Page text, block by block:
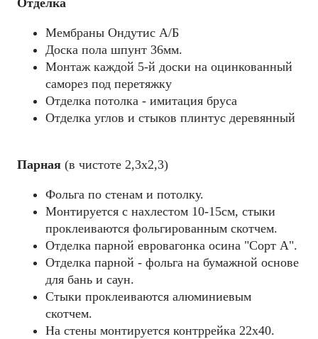
Отделка
Мембраны Ондутис А/Б
Доска пола шпунт 36мм.
Монтаж каждой 5-й доски на оцинкованный
саморез под перетяжку
Отделка потолка - имитация бруса
Отделка углов и стыков плинтус деревянный
Парная (в чистоте 2,3х2,3)
Фольга по стенам и потолку.
Монтируется с нахлестом 10-15см, стыки
проклеиваются фольгированным скотчем.
Отделка парной евровагонка осина "Сорт А".
Отделка парной - фольга на бумажной основе
для бань и саун.
Стыки проклеиваются алюминиевым
скотчем.
На стены монтируется контррейка 22х40.